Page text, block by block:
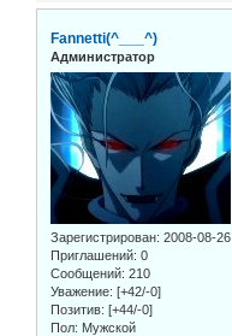
Fannetti(^___^)
Администратор
Зарегистрирован: 2008-08-26
Приглашений: 0
Сообщений: 210
Уважение: [+42/-0]
Позитив: [+44/-0]
Пол: Мужской